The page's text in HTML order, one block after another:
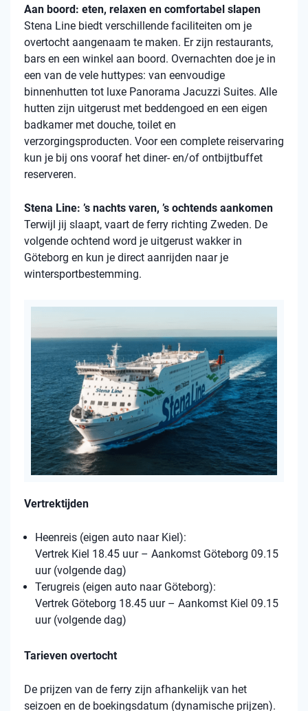
Aan boord: eten, relaxen en comfortabel slapen
Stena Line biedt verschillende faciliteiten om je
overtocht aangenaam te maken. Er zijn restaurants,
bars en een winkel aan boord. Overnachten doe je in
een van de vele huttypes: van eenvoudige
binnenhutten tot luxe Panorama Jacuzzi Suites. Alle
hutten zijn uitgerust met beddengoed en een eigen
badkamer met douche, toilet en
verzorgingsproducten. Voor een complete reiservaring
kun je bij ons vooraf het diner- en/of ontbijtbuffet
reserveren.
Stena Line: ’s nachts varen, ’s ochtends aankomen
Terwijl jij slaapt, vaart de ferry richting Zweden. De
volgende ochtend word je uitgerust wakker in
Göteborg en kun je direct aanrijden naar je
wintersportbestemming.
Vertrektijden
Heenreis (eigen auto naar Kiel):
Vertrek Kiel 18.45 uur – Aankomst Göteborg 09.15
uur (volgende dag)
Terugreis (eigen auto naar Göteborg):
Vertrek Göteborg 18.45 uur – Aankomst Kiel 09.15
uur (volgende dag)
Tarieven overtocht
De prijzen van de ferry zijn afhankelijk van het
seizoen en de boekingsdatum (dynamische prijzen).